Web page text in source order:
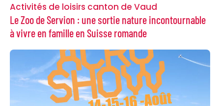
Activités de loisirs canton de Vaud
Le Zoo de Servion : une sortie nature incontournable
à vivre en famille en Suisse romande